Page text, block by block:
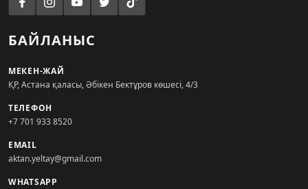
БАЙЛАНЫС
МЕКЕН-ЖАЙ
ҚР, Астана қаласы, Әбікен Бектұров көшесі, 4/3
ТЕЛЕФОН
+7 701 933 8520
EMAIL
aktan.yeltay@gmail.com
WHATSAPP